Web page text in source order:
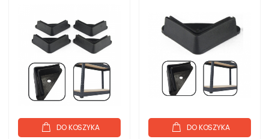
DO KOSZYKA DO KOSZYKA